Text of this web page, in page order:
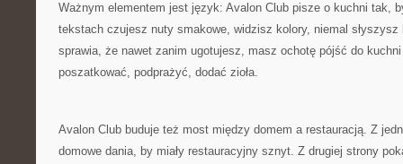
Ważnym elementem jest język: Avalon Club pisze o kuchni tak,
tekstach czujesz nuty smakowe, widzisz kolory, niemal słyszysz
sprawia, że nawet zanim ugotujesz, masz ochotę pójść do
poszatkować, podprażyć, dodać zioła.
Avalon Club buduje też most między domem a restauracją. Z
domowe dania, by miały restauracyjny sznyt. Z drugiej strony